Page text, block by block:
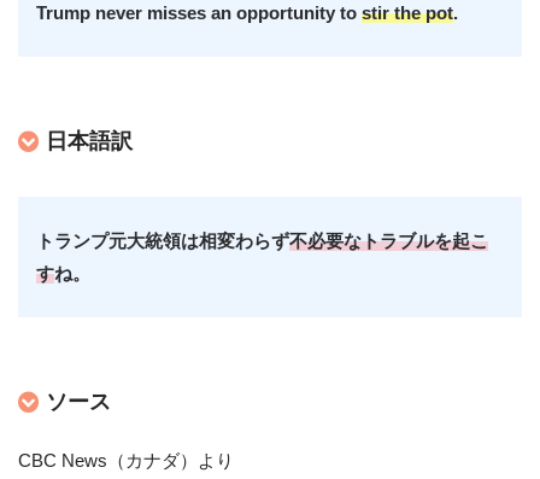
Trump never misses an opportunity tostir the pot.
日本語訳
トランプ元大統領は相変わらず不必要なトラブルを起こ
すね。
ソース
CBC News（カナダ）より